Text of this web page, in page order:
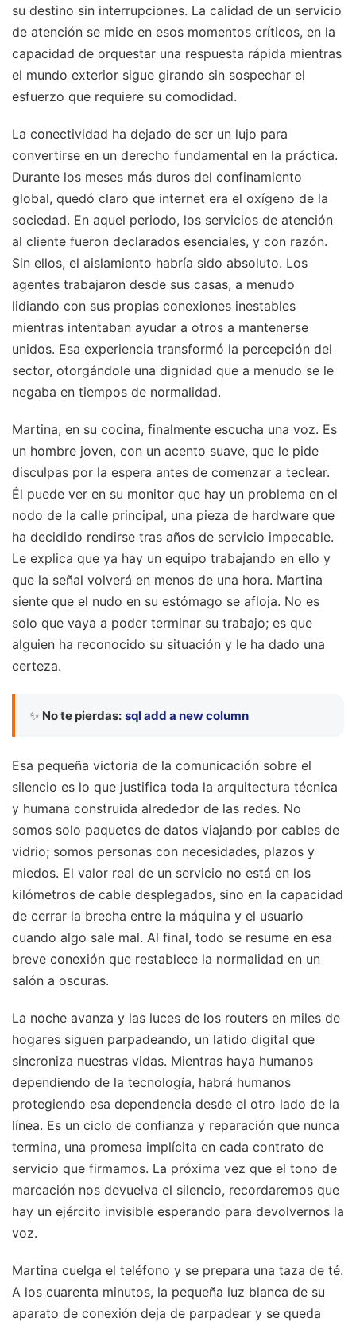
su destino sin interrupciones. La calidad de un servicio
de atención se mide en esos momentos críticos, en la
capacidad de orquestar una respuesta rápida mientras
el mundo exterior sigue girando sin sospechar el
esfuerzo que requiere su comodidad.
La conectividad ha dejado de ser un lujo para
convertirse en un derecho fundamental en la práctica.
Durante los meses más duros del confinamiento
global, quedó claro que internet era el oxígeno de la
sociedad. En aquel periodo, los servicios de atención
al cliente fueron declarados esenciales, y con razón.
Sin ellos, el aislamiento habría sido absoluto. Los
agentes trabajaron desde sus casas, a menudo
lidiando con sus propias conexiones inestables
mientras intentaban ayudar a otros a mantenerse
unidos. Esa experiencia transformó la percepción del
sector, otorgándole una dignidad que a menudo se le
negaba en tiempos de normalidad.
Martina, en su cocina, finalmente escucha una voz. Es
un hombre joven, con un acento suave, que le pide
disculpas por la espera antes de comenzar a teclear.
Él puede ver en su monitor que hay un problema en el
nodo de la calle principal, una pieza de hardware que
ha decidido rendirse tras años de servicio impecable.
Le explica que ya hay un equipo trabajando en ello y
que la señal volverá en menos de una hora. Martina
siente que el nudo en su estómago se afloja. No es
solo que vaya a poder terminar su trabajo; es que
alguien ha reconocido su situación y le ha dado una
certeza.
✨ No te pierdas: sql add a new column
Esa pequeña victoria de la comunicación sobre el
silencio es lo que justifica toda la arquitectura técnica
y humana construida alrededor de las redes. No
somos solo paquetes de datos viajando por cables de
vidrio; somos personas con necesidades, plazos y
miedos. El valor real de un servicio no está en los
kilómetros de cable desplegados, sino en la capacidad
de cerrar la brecha entre la máquina y el usuario
cuando algo sale mal. Al final, todo se resume en esa
breve conexión que restablece la normalidad en un
salón a oscuras.
La noche avanza y las luces de los routers en miles de
hogares siguen parpadeando, un latido digital que
sincroniza nuestras vidas. Mientras haya humanos
dependiendo de la tecnología, habrá humanos
protegiendo esa dependencia desde el otro lado de la
línea. Es un ciclo de confianza y reparación que nunca
termina, una promesa implícita en cada contrato de
servicio que firmamos. La próxima vez que el tono de
marcación nos devuelva el silencio, recordaremos que
hay un ejército invisible esperando para devolvernos la
voz.
Martina cuelga el teléfono y se prepara una taza de té.
A los cuarenta minutos, la pequeña luz blanca de su
aparato de conexión deja de parpadear y se queda